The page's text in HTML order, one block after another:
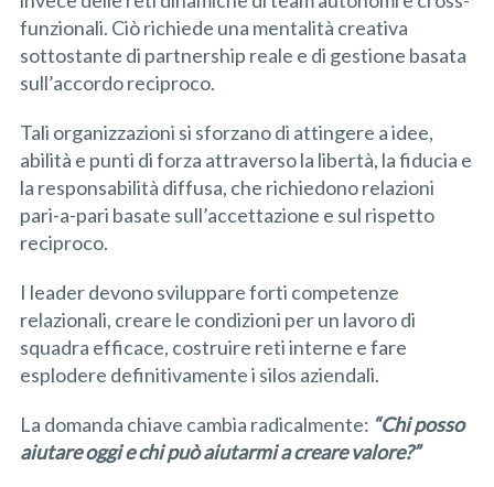
funzionali. Ciò richiede una mentalità creativa
sottostante di partnership reale e di gestione basata
sull’accordo reciproco.
Tali organizzazioni si sforzano di attingere a idee,
abilità e punti di forza attraverso la libertà, la fiducia e
la responsabilità diffusa, che richiedono relazioni
pari-a-pari basate sull’accettazione e sul rispetto
reciproco.
I leader devono sviluppare forti competenze
relazionali, creare le condizioni per un lavoro di
squadra efficace, costruire reti interne e fare
esplodere definitivamente i silos aziendali.
La domanda chiave cambia radicalmente: “Chi posso
aiutare oggi e chi può aiutarmi a creare valore?”